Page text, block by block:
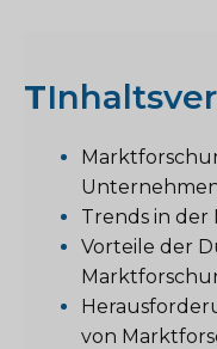
T
Trends in der
Vorteile der
von